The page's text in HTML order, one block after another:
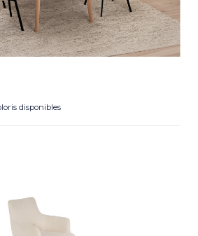
disponibles